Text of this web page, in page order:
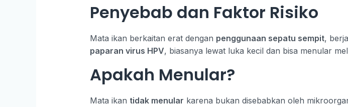
Penyebab dan Faktor Risiko
Mata ikan berkaitan erat dengan penggunaan sepatu sempit,
paparan virus HPV, biasanya lewat luka kecil dan bisa menular
Apakah Menular?
Mata ikan tidak menular karena bukan disebabkan oleh